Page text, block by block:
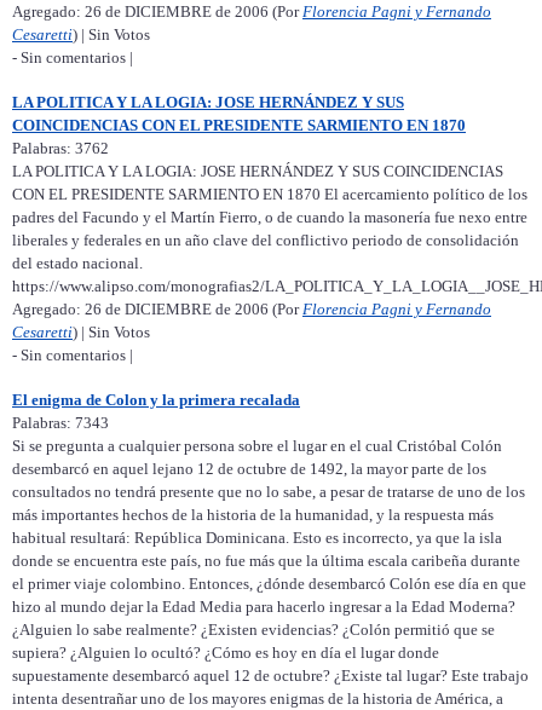
Agregado: 26 de DICIEMBRE de 2006 (PorFlorencia Pagni y Fernando
Cesaretti) | Sin Votos
- Sin comentarios |
LA POLITICA Y LA LOGIA: JOSE HERNÁNDEZ Y SUS
COINCIDENCIAS CON EL PRESIDENTE SARMIENTO EN 1870
Palabras: 3762
LA POLITICA Y LA LOGIA: JOSE HERNÁNDEZ Y SUS COINCIDENCIAS
CON EL PRESIDENTE SARMIENTO EN 1870 El acercamiento político de los
padres del Facundo y el Martín Fierro, o de cuando la masonería fue nexo entre
liberales y federales en un año clave del conflictivo periodo de consolidación
del estado nacional.
https://www.alipso.com/monografias2/
Agregado: 26 de DICIEMBRE de 2006 (PorFlorencia Pagni y Fernando
Cesaretti) | Sin Votos
- Sin comentarios |
El enigma de Colon y la primera recalada
Palabras: 7343
Si se pregunta a cualquier persona sobre el lugar en el cual Cristóbal Colón
desembarcó en aquel lejano 12 de octubre de 1492, la mayor parte de los
consultados no tendrá presente que no lo sabe, a pesar de tratarse de uno de los
más importantes hechos de la historia de la humanidad, y la respuesta más
habitual resultará: República Dominicana. Esto es incorrecto, ya que la isla
donde se encuentra este país, no fue más que la última escala caribeña durante
el primer viaje colombino. Entonces, ¿dónde desembarcó Colón ese día en que
hizo al mundo dejar la Edad Media para hacerlo ingresar a la Edad Moderna?
¿Alguien lo sabe realmente? ¿Existen evidencias? ¿Colón permitió que se
supiera? ¿Alguien lo ocultó? ¿Cómo es hoy en día el lugar donde
supuestamente desembarcó aquel 12 de octubre? ¿Existe tal lugar? Este trabajo
intenta desentrañar uno de los mayores enigmas de la historia de América, a